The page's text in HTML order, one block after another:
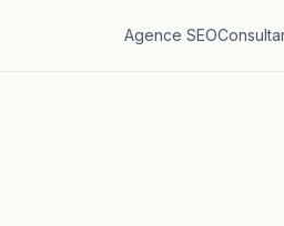
Agence SEO